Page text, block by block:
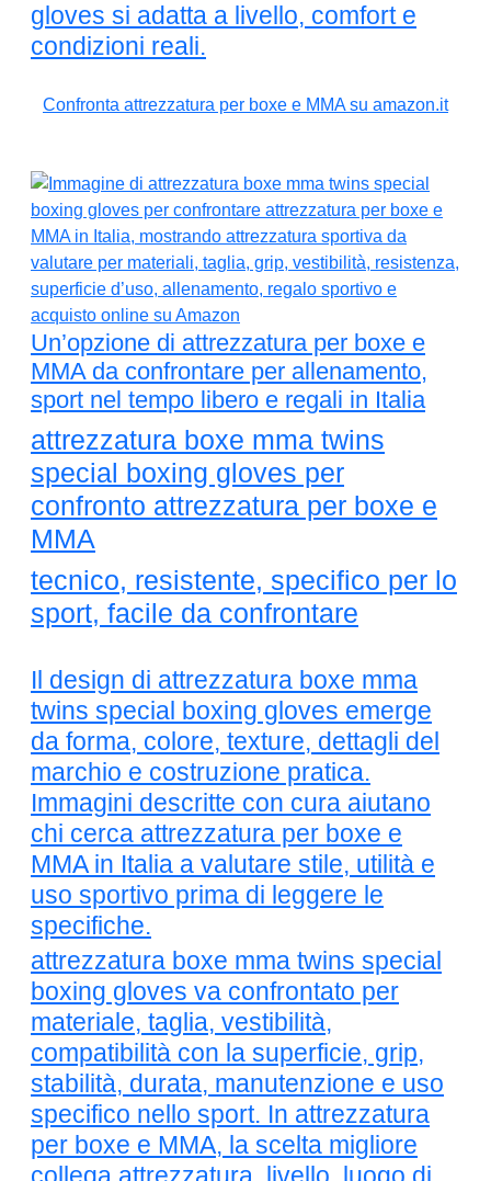
gloves si adatta a livello, comfort e
condizioni reali.
Confronta attrezzatura per boxe e MMA su amazon.it
Un’opzione di attrezzatura per boxe e
MMA da confrontare per allenamento,
sport nel tempo libero e regali in Italia
attrezzatura boxe mma twins
special boxing gloves per
confronto attrezzatura per boxe e
MMA
tecnico, resistente, specifico per lo
sport, facile da confrontare
Il design di attrezzatura boxe mma
twins special boxing gloves emerge
da forma, colore, texture, dettagli del
marchio e costruzione pratica.
Immagini descritte con cura aiutano
chi cerca attrezzatura per boxe e
MMA in Italia a valutare stile, utilità e
uso sportivo prima di leggere le
specifiche.
attrezzatura boxe mma twins special
boxing gloves va confrontato per
materiale, taglia, vestibilità,
compatibilità con la superficie, grip,
stabilità, durata, manutenzione e uso
specifico nello sport. In attrezzatura
per boxe e MMA, la scelta migliore